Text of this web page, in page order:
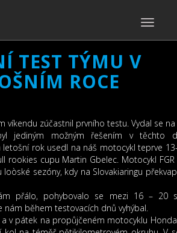
TOGGLE
TEST TÝMU V
ROCE
víkendu zúčastnil prvního testu. Vydal se
jediným možným řešením v těchto
rok usedl na náš motocykl teprve
rookies cupu Martin Gbelec. Motocykl FGR
sezóny, kdy na Slovakiaringu
přálo, pohybovalo se mezi 16 – 20
během testovacích dnů vyhýbal.
v pátek na propůjčeném motocyklu